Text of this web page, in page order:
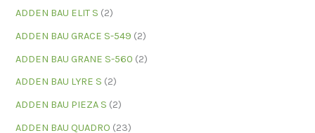
ADDEN BAU ELIT S (2)
ADDEN BAU GRACE S-549 (2)
ADDEN BAU GRANE S-560 (2)
ADDEN BAU LYRE S (2)
ADDEN BAU PIEZA S (2)
ADDEN BAU QUADRO (23)